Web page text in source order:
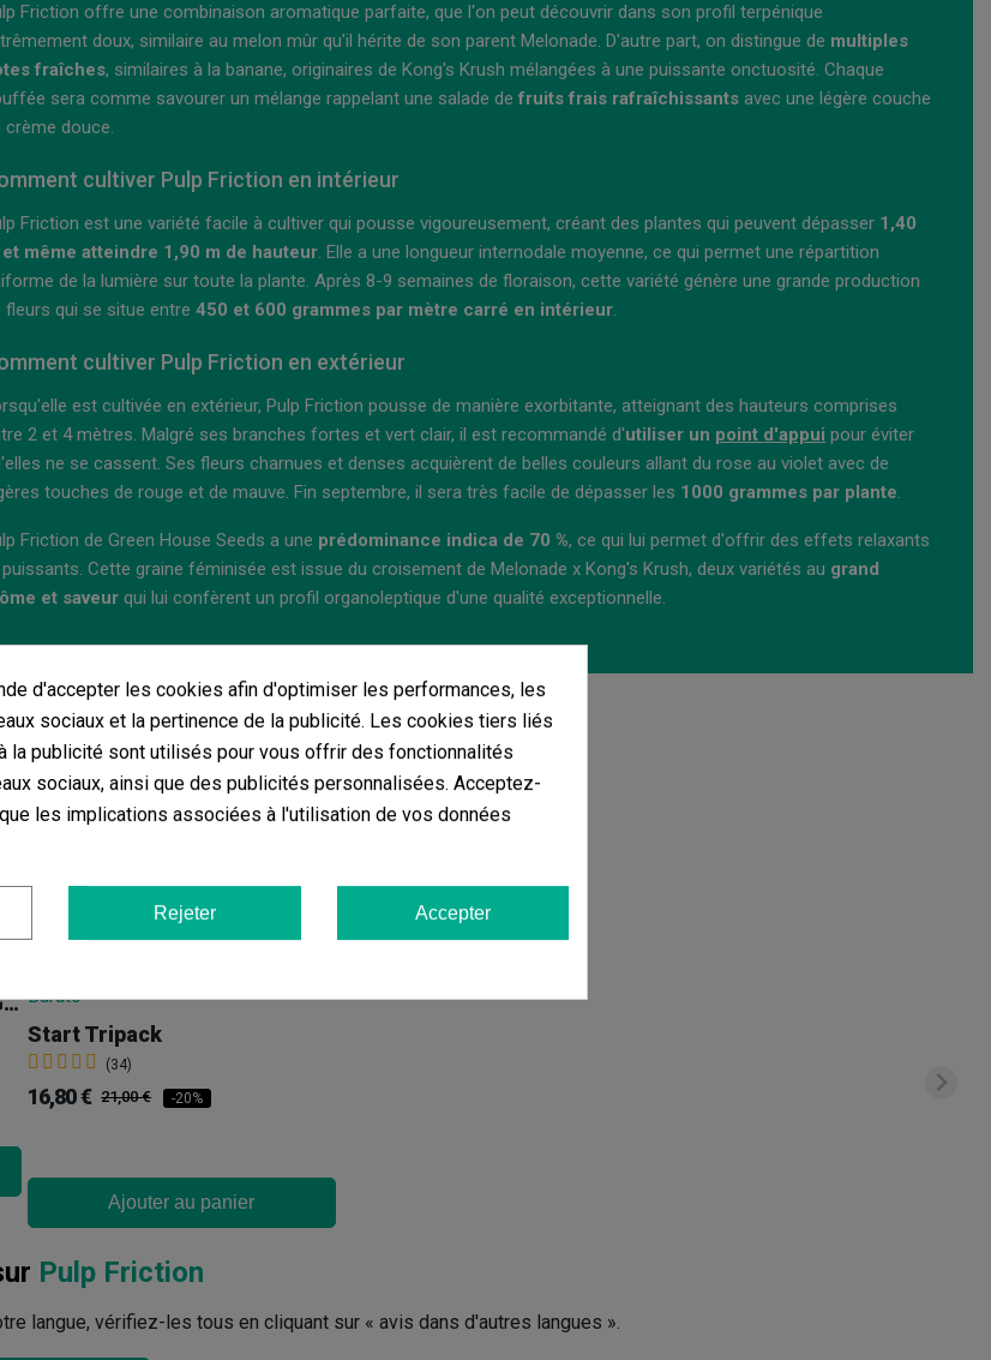
Friction offre une combinaison aromatique parfaite, que l'on peut découvrir dans son profil terpénique
doux, similaire au melon mûr qu'il hérite de son parent Melonade. D'autre part, on distingue de multiples
fraîches, similaires à la banane, originaires de Kong's Krush mélangées à une puissante onctuosité. Chaque
sera comme savourer un mélange rappelant une salade defruits frais rafraîchissants avec une légère couche
crème douce.
cultiver Pulp Friction en intérieur
Friction est une variété facile à cultiver qui pousse vigoureusement, créant des plantes qui peuvent dépasser 1,40
et même atteindre 1,90 m de hauteur. Elle a une longueur internodale moyenne, ce qui permet une répartition
de la lumière sur toute la plante. Après 8-9 semaines de floraison, cette variété génère une grande production
fleurs qui se situe entre 450 et 600 grammes par mètre carré en intérieur.
cultiver Pulp Friction en extérieur
est cultivée en extérieur, Pulp Friction pousse de manière exorbitante, atteignant des hauteurs comprises
2 et 4 mètres. Malgré ses branches fortes et vert clair, il est recommandé d'utiliser un point d'appui pour éviter
ne se cassent. Ses fleurs charnues et denses acquièrent de belles couleurs allant du rose au violet avec de
touches de rouge et de mauve. Fin septembre, il sera très facile de dépasser les 1000 grammes par plante.
Friction de Green House Seeds a une prédominance indica de 70 %, ce qui lui permet d'offrir des effets relaxants
Cette graine féminisée est issue du croisement de Melonade x Kong's Krush, deux variétés au grand
et saveur qui lui confèrent un profil organoleptique d'une qualité exceptionnelle.
Kit De Germination GB The Green Brand
Start Tripack
(34)
16,80 € 21,00 € -20%
Ajouter au panier
Pulp Friction
langue, vérifiez-les tous en cliquant sur « avis dans d'autres langues ».
d'accepter les cookies afin d'optimiser les performances, les
sociaux et la pertinence de la publicité. Les cookies tiers liés
la publicité sont utilisés pour vous offrir des fonctionnalités
sociaux, ainsi que des publicités personnalisées. Acceptez-
les implications associées à l'utilisation de vos données
Rejeter Accepter